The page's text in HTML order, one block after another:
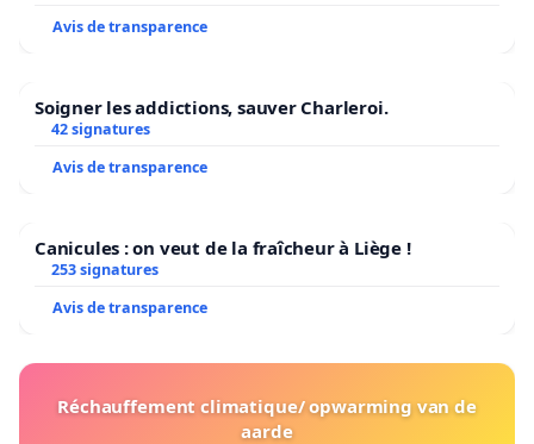
Avis de transparence
Soigner les addictions, sauver Charleroi.
42 signatures
Avis de transparence
Canicules : on veut de la fraîcheur à Liège !
253 signatures
Avis de transparence
Réchauffement climatique/ opwarming van de
aarde